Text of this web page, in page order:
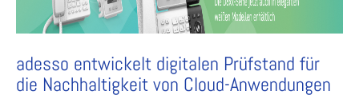
adesso entwickelt digitalen Prüfstand für
die Nachhaltigkeit von Cloud-Anwendungen